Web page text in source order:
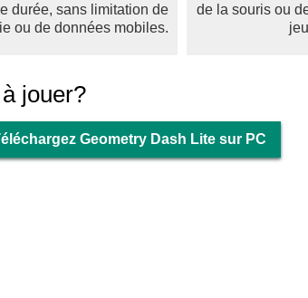
durée, sans limitation de
ou de données mobiles.
de la souris ou
jeu
jouer?
Geometry Dash Lite sur PC